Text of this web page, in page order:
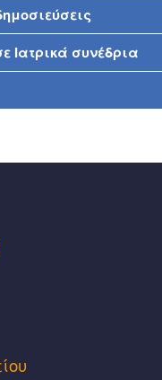
Ιατρικά συνέδρια